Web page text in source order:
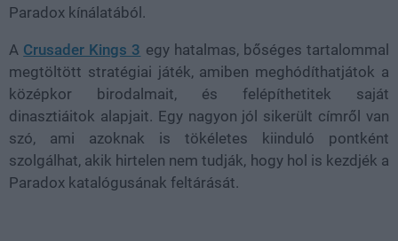
Paradox kínálatából.
A Crusader Kings 3 egy hatalmas, bőséges tartalommal
megtöltött stratégiai játék, amiben meghódíthatjátok a
középkor birodalmait, és felépíthetitek saját
dinasztiáitok alapjait. Egy nagyon jól sikerült címről van
szó, ami azoknak is tökéletes kiinduló pontként
szolgálhat, akik hirtelen nem tudják, hogy hol is kezdjék a
Paradox katalógusának feltárását.